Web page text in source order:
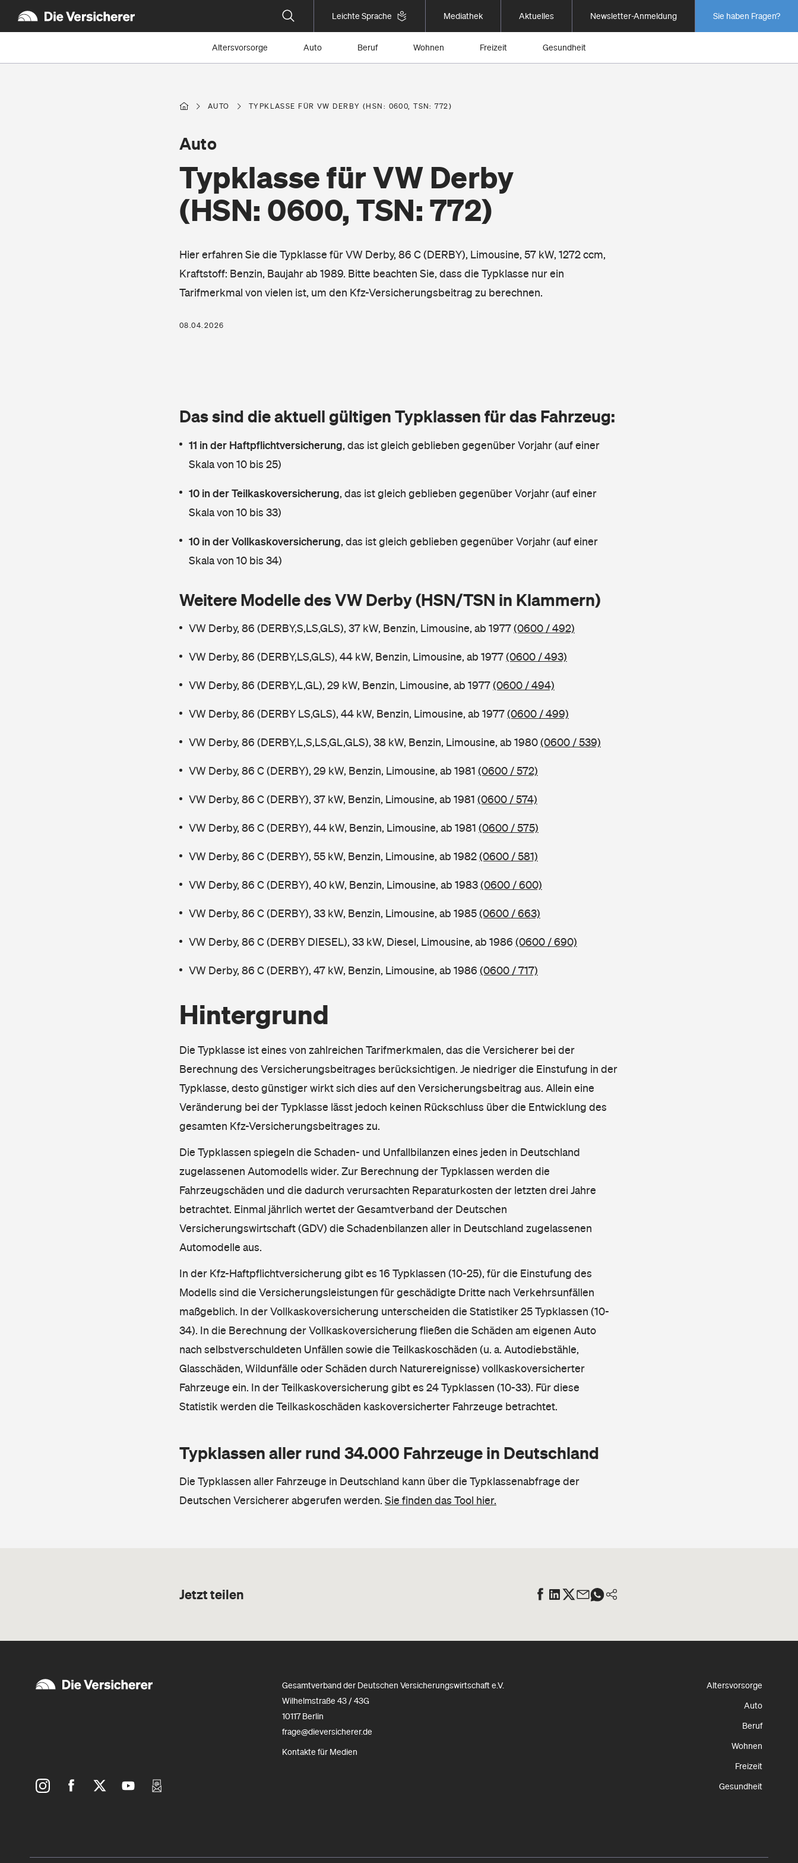
Leichte Sprache Mediathek Aktuelles Newsletter-Anmeldung Sie haben Fragen?
Altersvorsorge Auto Beruf Wohnen Freizeit Gesundheit
AUTO TYPKLASSE FÜR VW DERBY (HSN: 0600, TSN: 772)
Typklasse für VW Derby
(HSN: 0600, TSN: 772)
Auto
Hier erfahren Sie die Typklasse für VW Derby, 86 C (DERBY), Limousine, 57 kW, 1272 ccm,
Kraftstoff: Benzin, Baujahr ab 1989. Bitte beachten Sie, dass die Typklasse nur ein
Tarifmerkmal von vielen ist, um den Kfz-Versicherungsbeitrag zu berechnen.
08.04.2026
Das sind die aktuell gültigen Typklassen für das Fahrzeug:
11 in der Haftpflichtversicherung, das ist gleich geblieben gegenüber Vorjahr (auf einer
Skala von 10 bis 25)
10 in der Teilkaskoversicherung, das ist gleich geblieben gegenüber Vorjahr (auf einer
Skala von 10 bis 33)
10 in der Vollkaskoversicherung, das ist gleich geblieben gegenüber Vorjahr (auf einer
Skala von 10 bis 34)
Weitere Modelle des VW Derby (HSN/TSN in Klammern)
VW Derby, 86 (DERBY,S,LS,GLS), 37 kW, Benzin, Limousine, ab 1977(0600 / 492)
VW Derby, 86 (DERBY,LS,GLS), 44 kW, Benzin, Limousine, ab 1977(0600 / 493)
VW Derby, 86 (DERBY,L,GL), 29 kW, Benzin, Limousine, ab 1977(0600 / 494)
VW Derby, 86 (DERBY LS,GLS), 44 kW, Benzin, Limousine, ab 1977(0600 / 499)
VW Derby, 86 (DERBY,L,S,LS,GL,GLS), 38 kW, Benzin, Limousine, ab 1980(0600 / 539)
VW Derby, 86 C (DERBY), 29 kW, Benzin, Limousine, ab 1981 (0600 / 572)
VW Derby, 86 C (DERBY), 37 kW, Benzin, Limousine, ab 1981 (0600 / 574)
VW Derby, 86 C (DERBY), 44 kW, Benzin, Limousine, ab 1981 (0600 / 575)
VW Derby, 86 C (DERBY), 55 kW, Benzin, Limousine, ab 1982(0600 / 581)
VW Derby, 86 C (DERBY), 40 kW, Benzin, Limousine, ab 1983(0600 / 600)
VW Derby, 86 C (DERBY), 33 kW, Benzin, Limousine, ab 1985(0600 / 663)
VW Derby, 86 C (DERBY DIESEL), 33 kW, Diesel, Limousine, ab 1986 (0600 / 690)
VW Derby, 86 C (DERBY), 47 kW, Benzin, Limousine, ab 1986 (0600 / 717)
Hintergrund
Die Typklasse ist eines von zahlreichen Tarifmerkmalen, das die Versicherer bei der
Berechnung des Versicherungsbeitrages berücksichtigen. Je niedriger die Einstufung in der
Typklasse, desto günstiger wirkt sich dies auf den Versicherungsbeitrag aus. Allein eine
Veränderung bei der Typklasse lässt jedoch keinen Rückschluss über die Entwicklung des
gesamten Kfz-Versicherungsbeitrages zu.
Die Typklassen spiegeln die Schaden- und Unfallbilanzen eines jeden in Deutschland
zugelassenen Automodells wider. Zur Berechnung der Typklassen werden die
Fahrzeugschäden und die dadurch verursachten Reparaturkosten der letzten drei Jahre
betrachtet. Einmal jährlich wertet der Gesamtverband der Deutschen
Versicherungswirtschaft (GDV) die Schadenbilanzen aller in Deutschland zugelassenen
Automodelle aus.
In der Kfz-Haftpflichtversicherung gibt es 16 Typklassen (10-25), für die Einstufung des
Modells sind die Versicherungsleistungen für geschädigte Dritte nach Verkehrsunfällen
maßgeblich. In der Vollkaskoversicherung unterscheiden die Statistiker 25 Typklassen (10-
34). In die Berechnung der Vollkaskoversicherung fließen die Schäden am eigenen Auto
nach selbstverschuldeten Unfällen sowie die Teilkaskoschäden (u. a. Autodiebstähle,
Glasschäden, Wildunfälle oder Schäden durch Naturereignisse) vollkaskoversicherter
Fahrzeuge ein. In der Teilkaskoversicherung gibt es 24 Typklassen (10-33). Für diese
Statistik werden die Teilkaskoschäden kaskoversicherter Fahrzeuge betrachtet.
Typklassen aller rund 34.000 Fahrzeuge in Deutschland
Die Typklassen aller Fahrzeuge in Deutschland kann über die Typklassenabfrage der
Deutschen Versicherer abgerufen werden. Sie finden das Tool hier.
Jetzt teilen
Gesamtverband der Deutschen Versicherungswirtschaft e.V.
Wilhelmstraße 43 / 43G
10117 Berlin
frage@dieversicherer.de
Kontakte für Medien
Altersvorsorge
Auto
Beruf
Wohnen
Freizeit
Gesundheit